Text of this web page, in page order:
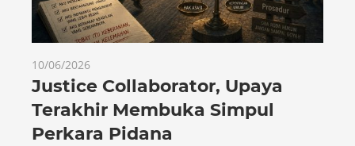
10/06/2026
Justice Collaborator, Upaya
Terakhir Membuka Simpul
Perkara Pidana